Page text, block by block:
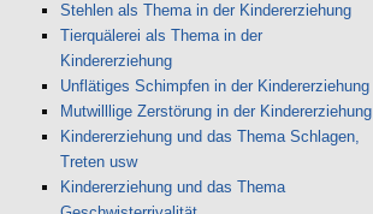
Stehlen als Thema in der Kindererziehung
Tierquälerei als Thema in der
Kindererziehung
Unflätiges Schimpfen in der Kindererziehung
Mutwilllige Zerstörung in der Kindererziehung
Kindererziehung und das Thema Schlagen,
Treten usw
Kindererziehung und das Thema